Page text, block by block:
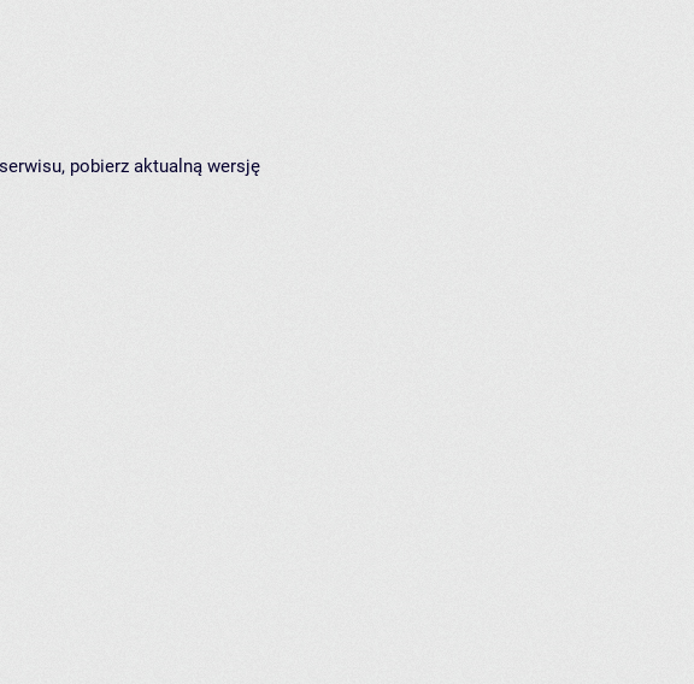
pobierz aktualną wersję